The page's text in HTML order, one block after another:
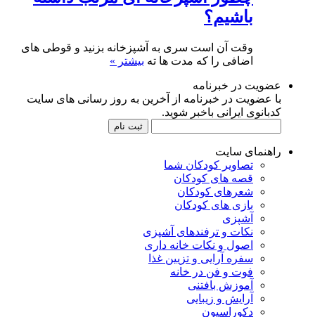
باشیم؟
وقت آن است سری به آشپزخانه بزنید و قوطی های
اضافی را که مدت ها ته بیشتر »
عضویت در خبرنامه
با عضویت در خبرنامه از آخرین به روز رسانی های سایت
کدبانوی ایرانی باخبر شوید.
راهنمای سایت
تصاویر کودکان شما
قصه های کودکان
شعرهای کودکان
بازی های کودکان
آشپزی
نکات و ترفندهای آشپزی
اصول و نکات خانه داری
سفره آرایی و تزیین غذا
فوت و فن در خانه
آموزش بافتنی
آرایش و زیبایی
دکوراسیون